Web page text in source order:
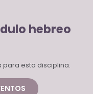
hebreo
para esta disciplina.